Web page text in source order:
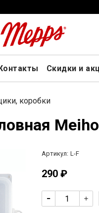
Скидки и
коробки
Meiho
Артикул: L-F
290 ₽